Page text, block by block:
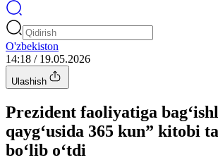
O'zbekiston
14:18 / 19.05.2026
Ulashish
Prezident faoliyatiga
qayg‘usida 365 kun” kitobi
bo‘lib o‘tdi